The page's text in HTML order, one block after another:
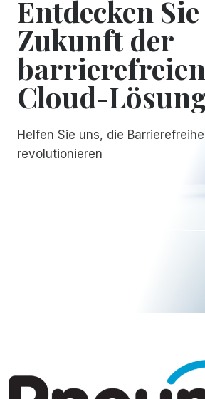
Entdecken
Zukunft der
barrierefreien
Cloud-
Helfen Sie uns, die
revolutionieren